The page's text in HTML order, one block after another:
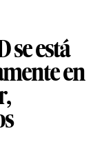
se está
en